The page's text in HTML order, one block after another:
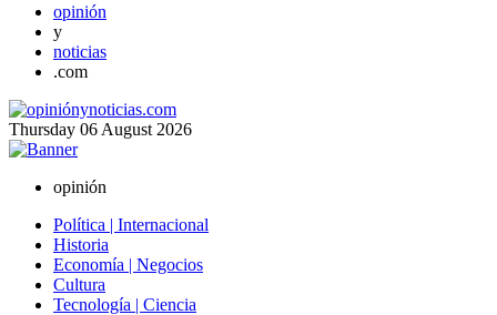
opinión
y
noticias
.com
Thursday 06 August 2026
opinión
Política | Internacional
Historia
Economía | Negocios
Cultura
Tecnología | Ciencia